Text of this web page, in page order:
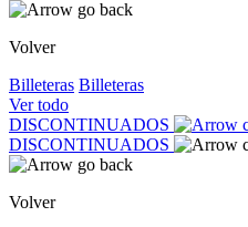
Volver
Billeteras Billeteras
Ver todo
DISCONTINUADOS
DISCONTINUADOS
Volver